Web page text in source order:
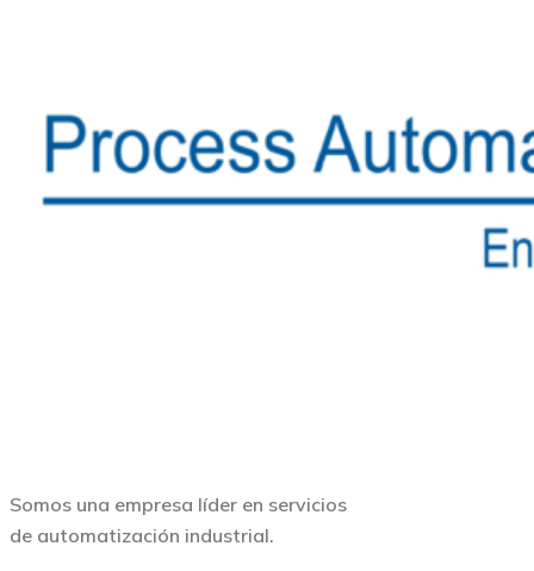
Somos una empresa líder en servicios
de automatización industrial.